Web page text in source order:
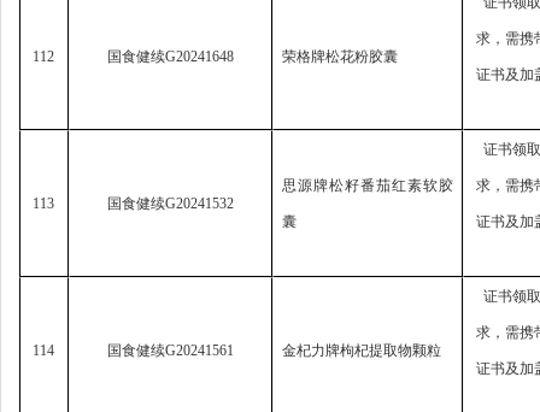
112 国食健续G20241648 荣格牌松花粉胶囊
求， 需携
证书及加
113 国食健续G20241532
思源牌松籽番茄红素软胶
囊
证书领
求， 需携
证书及加
114 国食健续G20241561 金杞力牌枸杞提取物颗粒
证书领
求， 需携
证书及加